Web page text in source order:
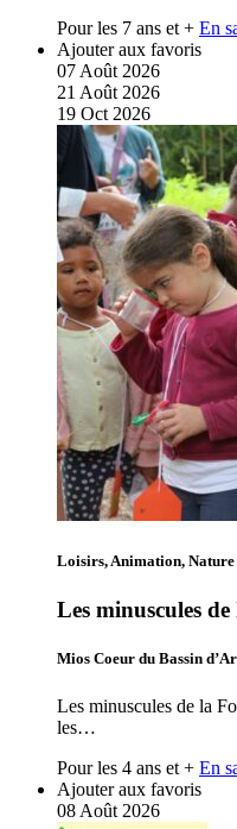
Pour les 7 ans et + En
Ajouter aux favoris
07 Août 2026
21 Août 2026
19 Oct 2026
Loisirs, Animation, Nature
Les minuscules
Mios Coeur du Bassin
Les minuscules de la
les…
Pour les 4 ans et + En
Ajouter aux favoris
08 Août 2026